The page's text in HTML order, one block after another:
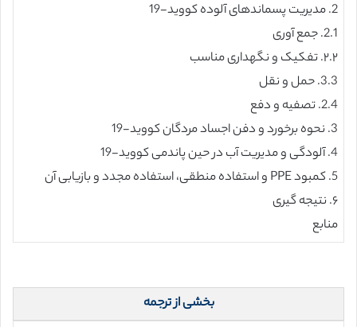
2. مدیریت پسماندهای آلوده کووید-19
2.1. جمع آوری
۲.۲. تفکیک و نگهداری مناسب
3.3. حمل و نقل
2.4. تصفیه و دفع
3. نحوه برخورد و دفن اجساد مردگان کووید-19
4. آلودگی و مدیریت آب در حین پاندمی کووید-19
5. کمبود PPE و استفاده منطقی، استفاده مجدد و بازیابی آن
۶. نتیجه گیری
منابع
بخشی از ترجمه